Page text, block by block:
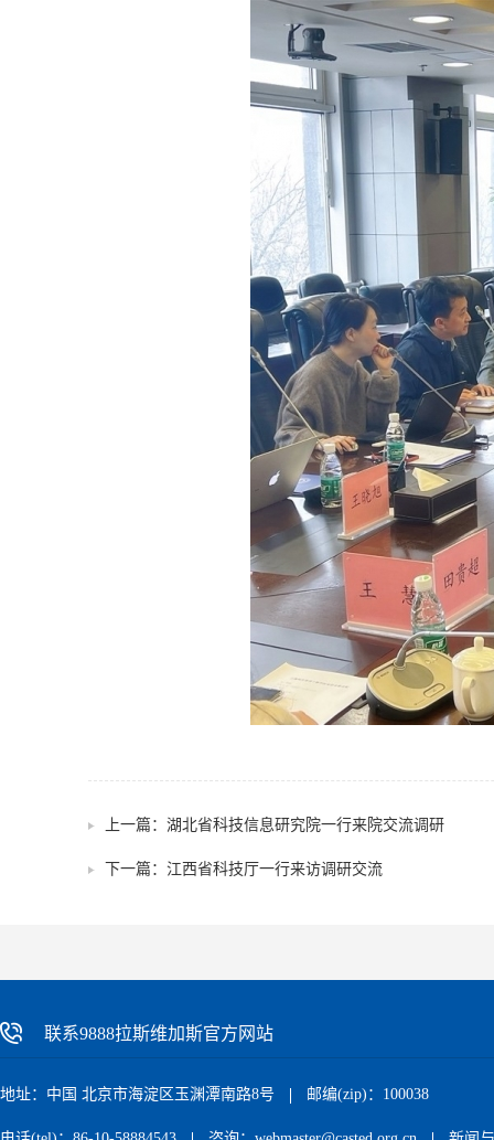
上一篇： 湖北省科技信息研究院一行来院交流调研
下一篇： 江西省科技厅一行来访调研交流
联系9888拉斯维加斯官方网站
地址：中国 北京市海淀区玉渊潭南路8号 邮编(zip)：100038